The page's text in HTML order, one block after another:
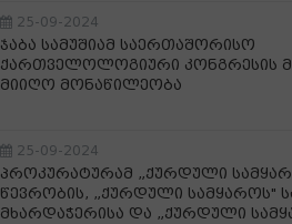
25-09-2024
ჯაბა სამუშიამ საერთაშორისო
ქართველოლოგიური კონგრესის
მიიღო მონაწილეობა
25-09-2024
პროკურატურამ „ქურდული
წევრობის, „ქურდული სამყაროს"
მხარდაჭერისა და „ქურდული